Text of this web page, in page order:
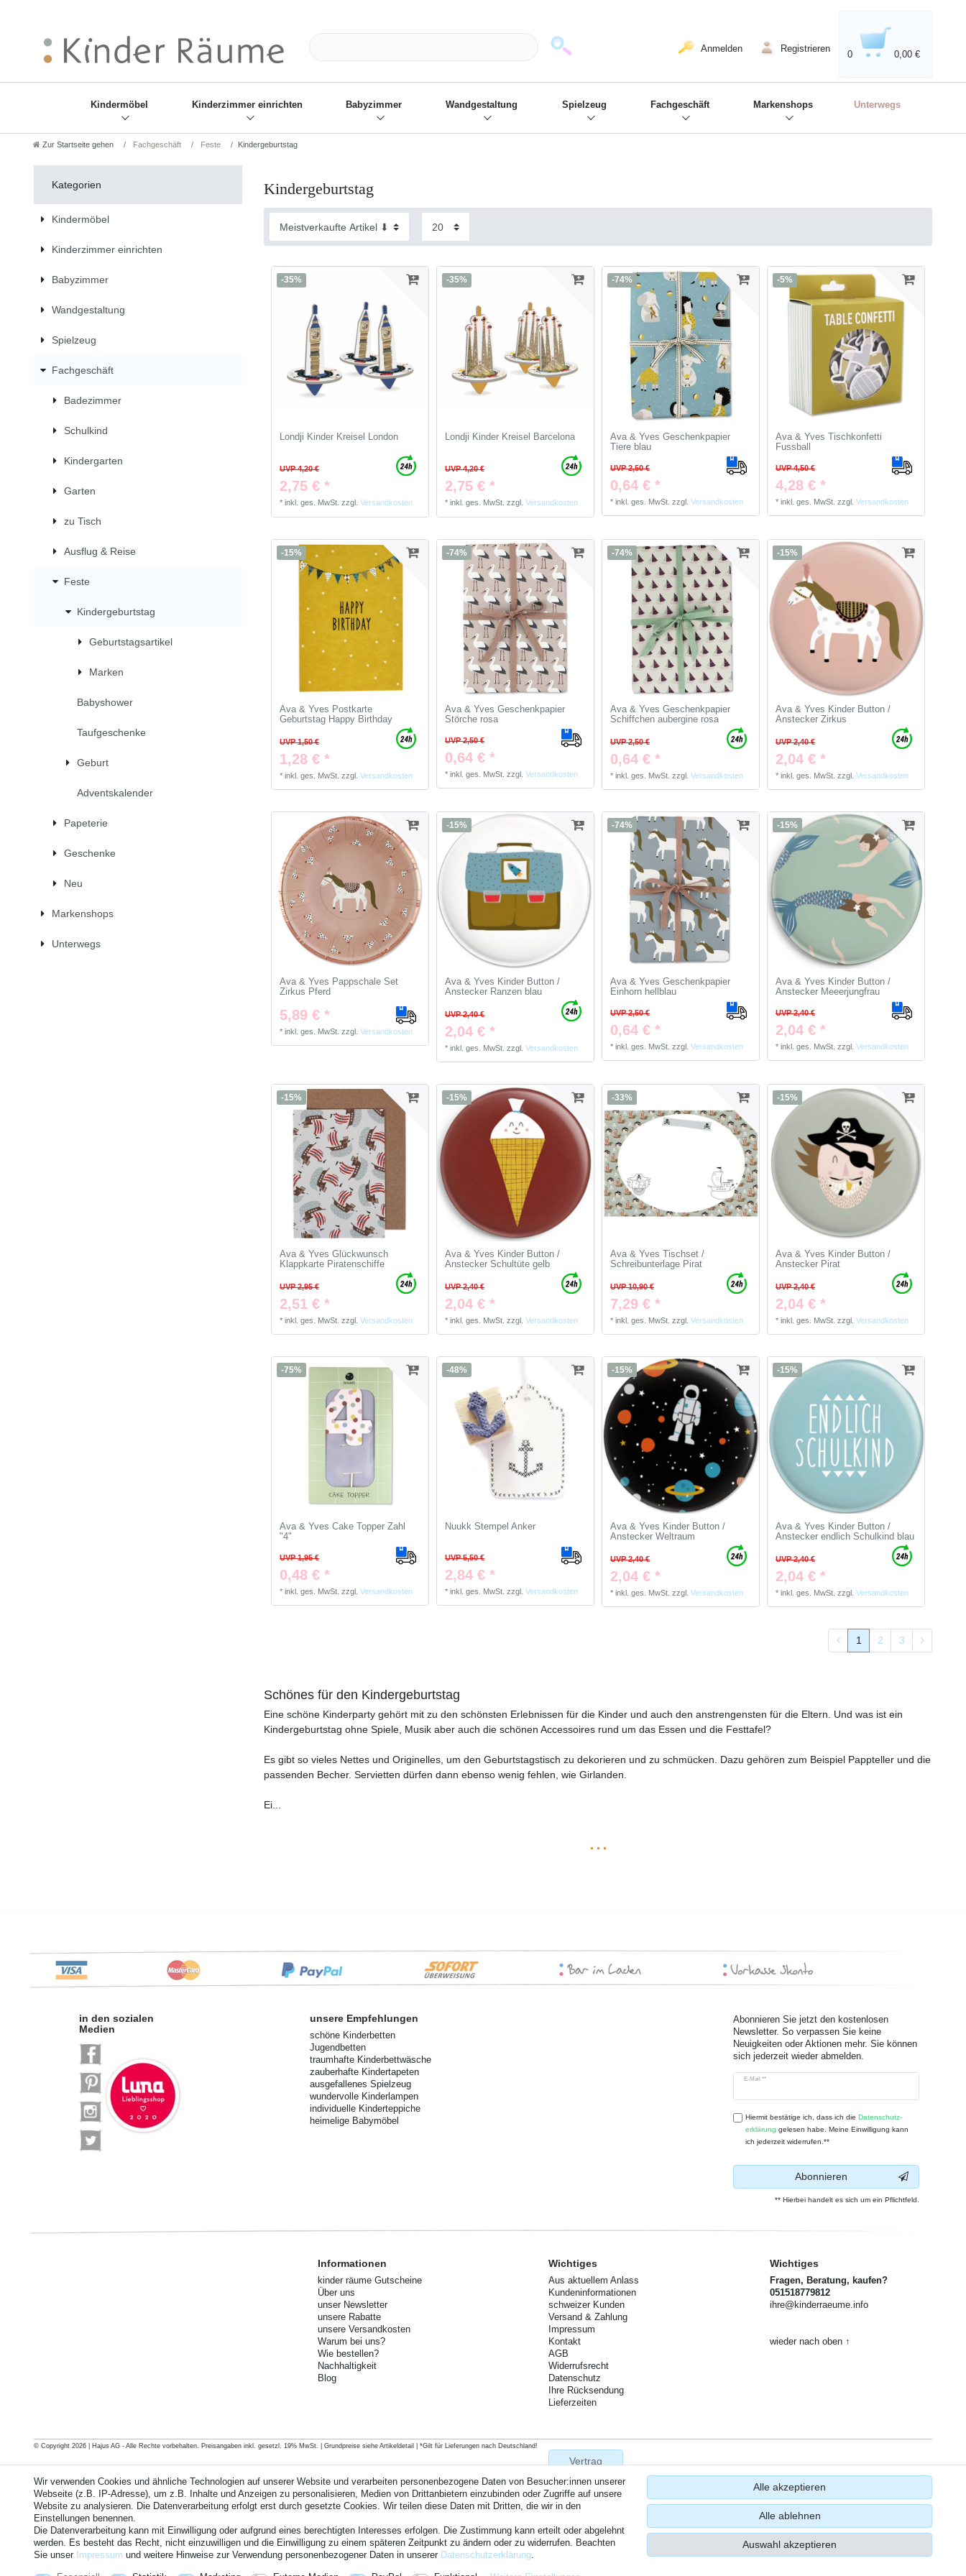
Anmelden Registrieren
0 0,00 €
Kindermöbel Kinderzimmer einrichten Babyzimmer Wandgestaltung Spielzeug Fachgeschäft Markenshops Unterwegs
Zur Startseite gehen Fachgeschäft Feste Kindergeburtstag
Kategorien
Kindermöbel
Kinderzimmer einrichten
Babyzimmer
Wandgestaltung
Spielzeug
Fachgeschäft
Badezimmer
Schulkind
Kindergarten
Garten
zu Tisch
Ausflug & Reise
Feste
Kindergeburtstag
Geburtstagsartikel
Marken
Babyshower
Taufgeschenke
Geburt
Adventskalender
Papeterie
Geschenke
Neu
Markenshops
Unterwegs
Kindergeburtstag
-35%
Londji Kinder Kreisel London
UVP 4,20 €
2,75 € *
*inkl. ges. MwSt. zzgl.Versandkosten
-35%
Londji Kinder Kreisel Barcelona
UVP 4,20 €
2,75 € *
*inkl. ges. MwSt. zzgl.Versandkosten
-74%
Ava & Yves Geschenkpapier
Tiere blau
UVP 2,50 €
0,64 € *
*inkl. ges. MwSt. zzgl.Versandkosten
-5%
Ava & Yves Tischkonfetti
Fussball
UVP 4,50 €
4,28 € *
*inkl. ges. MwSt. zzgl.Versandkosten
-15%
Ava & Yves Postkarte
Geburtstag Happy Birthday
UVP 1,50 €
1,28 € *
*inkl. ges. MwSt. zzgl.Versandkosten
-74%
Ava & Yves Geschenkpapier
Störche rosa
UVP 2,50 €
0,64 € *
*inkl. ges. MwSt. zzgl.Versandkosten
-74%
Ava & Yves Geschenkpapier
Schiffchen aubergine rosa
UVP 2,50 €
0,64 € *
*inkl. ges. MwSt. zzgl.Versandkosten
-15%
Ava & Yves Kinder Button /
Anstecker Zirkus
UVP 2,40 €
2,04 € *
*inkl. ges. MwSt. zzgl.Versandkosten
Ava & Yves Pappschale Set
Zirkus Pferd
5,89 € *
*inkl. ges. MwSt. zzgl.Versandkosten
-15%
Ava & Yves Kinder Button /
Anstecker Ranzen blau
UVP 2,40 €
2,04 € *
*inkl. ges. MwSt. zzgl.Versandkosten
-74%
Ava & Yves Geschenkpapier
Einhorn hellblau
UVP 2,50 €
0,64 € *
*inkl. ges. MwSt. zzgl.Versandkosten
-15%
Ava & Yves Kinder Button /
Anstecker Meeerjungfrau
UVP 2,40 €
2,04 € *
*inkl. ges. MwSt. zzgl.Versandkosten
-15%
Ava & Yves Glückwunsch
Klappkarte Piratenschiffe
UVP 2,95 €
2,51 € *
*inkl. ges. MwSt. zzgl.Versandkosten
-15%
Ava & Yves Kinder Button /
Anstecker Schultüte gelb
UVP 2,40 €
2,04 € *
*inkl. ges. MwSt. zzgl.Versandkosten
-33%
Ava & Yves Tischset /
Schreibunterlage Pirat
UVP 10,90 €
7,29 € *
*inkl. ges. MwSt. zzgl.Versandkosten
-15%
Ava & Yves Kinder Button /
Anstecker Pirat
UVP 2,40 €
2,04 € *
*inkl. ges. MwSt. zzgl.Versandkosten
-75%
Ava & Yves Cake Topper Zahl
"4"
UVP 1,95 €
0,48 € *
*inkl. ges. MwSt. zzgl.Versandkosten
-48%
Nuukk Stempel Anker
UVP 5,50 €
2,84 € *
*inkl. ges. MwSt. zzgl.Versandkosten
-15%
Ava & Yves Kinder Button /
Anstecker Weltraum
UVP 2,40 €
2,04 € *
*inkl. ges. MwSt. zzgl.Versandkosten
-15%
Ava & Yves Kinder Button /
Anstecker endlich Schulkind blau
UVP 2,40 €
2,04 € *
*inkl. ges. MwSt. zzgl.Versandkosten
1 2 3
Schönes für den Kindergeburtstag
Eine schöne Kinderparty gehört mit zu den schönsten Erlebnissen für die Kinder und auch den anstrengensten für die Eltern. Und was ist ein
Kindergeburtstag ohne Spiele, Musik aber auch die schönen Accessoires rund um das Essen und die Festtafel?
Es gibt so vieles Nettes und Originelles, um den Geburtstagstisch zu dekorieren und zu schmücken. Dazu gehören zum Beispiel Pappteller und die
passenden Becher. Servietten dürfen dann ebenso wenig fehlen, wie Girlanden.
Ei
...
in den sozialen
Medien
unsere Empfehlungen
schöne Kinderbetten
Jugendbetten
traumhafte Kinderbettwäsche
zauberhafte Kindertapeten
ausgefallenes Spielzeug
wundervolle Kinderlampen
individuelle Kinderteppiche
heimelige Babymöbel
Abonnieren Sie jetzt den kostenlosen
Newsletter. So verpassen Sie keine
Neuigkeiten oder Aktionen mehr. Sie können
sich jederzeit wieder abmelden.
E-Mail **
Newsletter
Hiermit bestätige ich, dass ich die Daten­schutz­
erklärung gelesen habe. Meine Einwilligung kann
ich jederzeit widerrufen.**
Abonnieren
** Hierbei handelt es sich um ein Pflichtfeld.
Informationen
kinder räume Gutscheine
Über uns
unser Newsletter
unsere Rabatte
unsere Versandkosten
Warum bei uns?
Wie bestellen?
Nachhaltigkeit
Blog
Wichtiges
Aus aktuellem Anlass
Kundeninformationen
schweizer Kunden
Versand & Zahlung
Impressum
Kontakt
AGB
Widerrufsrecht
Datenschutz
Ihre Rücksendung
Lieferzeiten
Wichtiges
Fragen, Beratung, kaufen?
051518779812
ihre@kinderraeume.info
wieder nach oben ↑
© Copyright 2026 | Hajus AG - Alle Rechte vorbehalten. Preisangaben inkl. gesetzl. 19% MwSt. | Grundpreise siehe Artikeldetail | *Gilt für Lieferungen nach Deutschland!
Vertrag
Kontakt
Wir verwenden Cookies und ähnliche Technologien auf unserer Website und verarbeiten personenbezogene Daten von Besucher:innen unserer
Webseite (z.B. IP-Adresse), um z.B. Inhalte und Anzeigen zu personalisieren, Medien von Drittanbietern einzubinden oder Zugriffe auf unsere
Website zu analysieren. Die Datenverarbeitung erfolgt erst durch gesetzte Cookies. Wir teilen diese Daten mit Dritten, die wir in den
Einstellungen benennen.
Die Datenverarbeitung kann mit Einwilligung oder aufgrund eines berechtigten Interesses erfolgen. Die Zustimmung kann erteilt oder abgelehnt
werden. Es besteht das Recht, nicht einzuwilligen und die Einwilligung zu einem späteren Zeitpunkt zu ändern oder zu widerrufen. Beachten
Sie unser Impressum und weitere Hinweise zur Verwendung personenbezogener Daten in unserer Daten­schutz­erklärung.
Alle akzeptieren
Alle ablehnen
Auswahl akzeptieren